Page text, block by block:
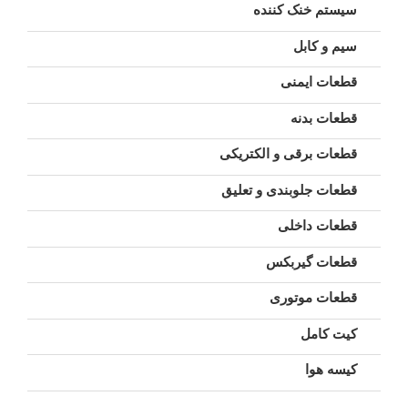
سیستم خنک کننده
سیم و کابل
قطعات ایمنی
قطعات بدنه
قطعات برقی و الکتریکی
قطعات جلوبندی و تعلیق
قطعات داخلی
قطعات گیربکس
قطعات موتوری
کیت کامل
کیسه هوا